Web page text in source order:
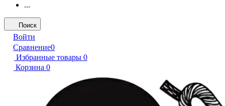
...
Поиск
Войти
Сравнение0
Избранные товары 0
Корзина 0